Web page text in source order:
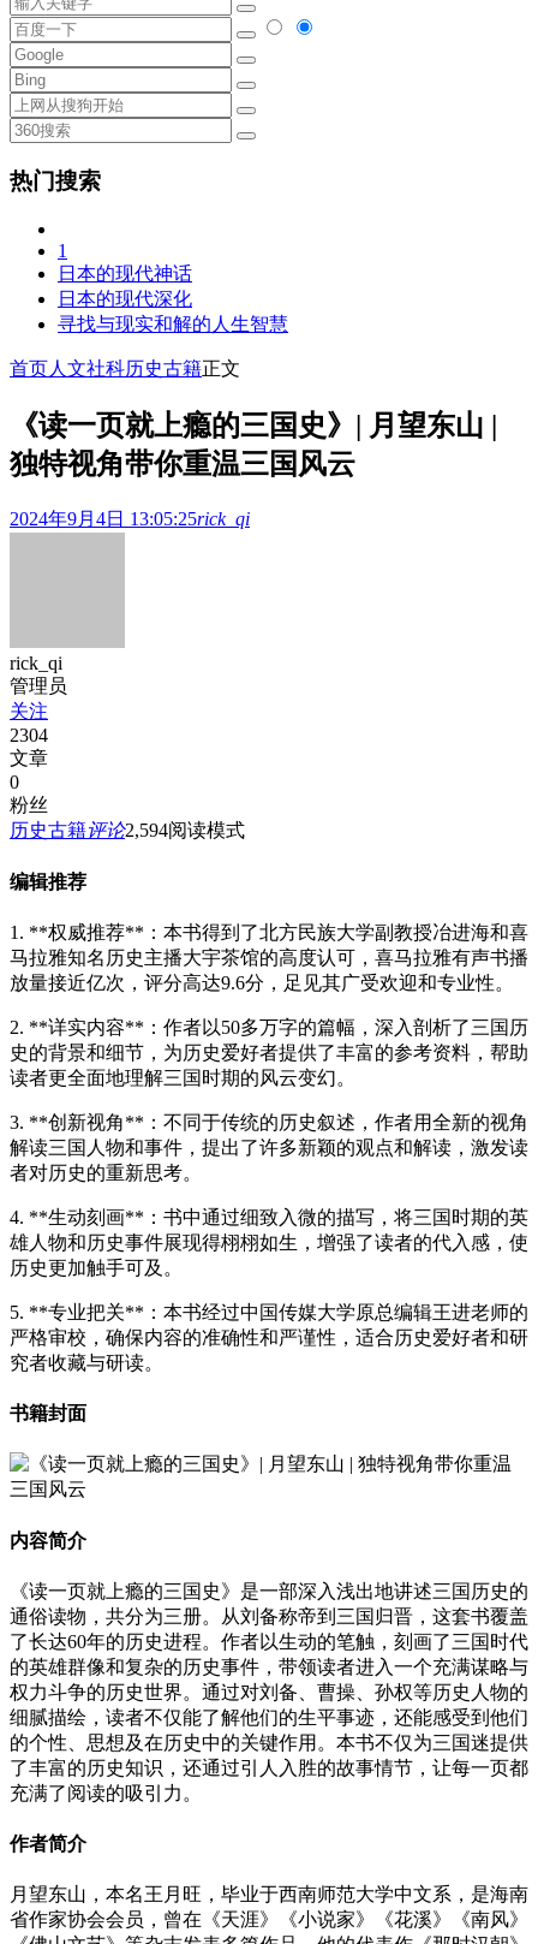
热门搜索
1
日本的现代神话
日本的现代深化
寻找与现实和解的人生智慧
首页人文社科历史古籍正文
《读一页就上瘾的三国史》| 月望东山 |
独特视角带你重温三国风云
2024年9月4日 13:05:25rick_qi
rick_qi
管理员
关注
2304
文章
0
粉丝
历史古籍评论2,594阅读模式
编辑推荐
1. **权威推荐**：本书得到了北方民族大学副教授冶进海和喜
马拉雅知名历史主播大宇茶馆的高度认可，喜马拉雅有声书播
放量接近亿次，评分高达9.6分，足见其广受欢迎和专业性。
2. **详实内容**：作者以50多万字的篇幅，深入剖析了三国历
史的背景和细节，为历史爱好者提供了丰富的参考资料，帮助
读者更全面地理解三国时期的风云变幻。
3. **创新视角**：不同于传统的历史叙述，作者用全新的视角
解读三国人物和事件，提出了许多新颖的观点和解读，激发读
者对历史的重新思考。
4. **生动刻画**：书中通过细致入微的描写，将三国时期的英
雄人物和历史事件展现得栩栩如生，增强了读者的代入感，使
历史更加触手可及。
5. **专业把关**：本书经过中国传媒大学原总编辑王进老师的
严格审校，确保内容的准确性和严谨性，适合历史爱好者和研
究者收藏与研读。
书籍封面
内容简介
《读一页就上瘾的三国史》是一部深入浅出地讲述三国历史的
通俗读物，共分为三册。从刘备称帝到三国归晋，这套书覆盖
了长达60年的历史进程。作者以生动的笔触，刻画了三国时代
的英雄群像和复杂的历史事件，带领读者进入一个充满谋略与
权力斗争的历史世界。通过对刘备、曹操、孙权等历史人物的
细腻描绘，读者不仅能了解他们的生平事迹，还能感受到他们
的个性、思想及在历史中的关键作用。本书不仅为三国迷提供
了丰富的历史知识，还通过引人入胜的故事情节，让每一页都
充满了阅读的吸引力。
作者简介
月望东山，本名王月旺，毕业于西南师范大学中文系，是海南
省作家协会会员，曾在《天涯》《小说家》《花溪》《南风》